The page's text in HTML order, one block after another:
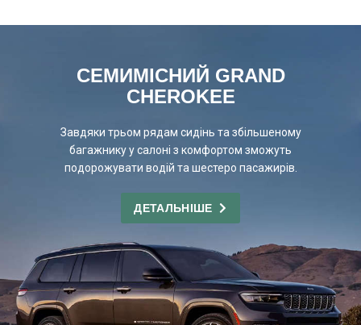
СЕМИМІСНИЙ GRAND
CHEROKEE
Завдяки трьом рядам сидінь та збільшеному
багажнику у салоні з комфортом зможуть
подорожувати водій та шестеро пасажирів.
ДЕТАЛЬНІШЕ